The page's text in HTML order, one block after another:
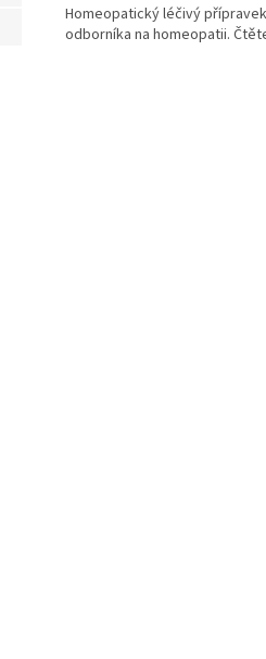
Homeopatický léčivý
odborníka na homeopatii.